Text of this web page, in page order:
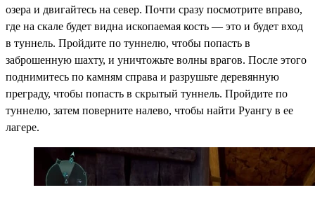
озера и двигайтесь на север. Почти сразу посмотрите вправо,
где на скале будет видна ископаемая кость — это и будет вход
в туннель. Пройдите по туннелю, чтобы попасть в
заброшенную шахту, и уничтожьте волны врагов. После этого
поднимитесь по камням справа и разрушьте деревянную
преграду, чтобы попасть в скрытый туннель. Пройдите по
туннелю, затем поверните налево, чтобы найти Руангу в ее
лагере.